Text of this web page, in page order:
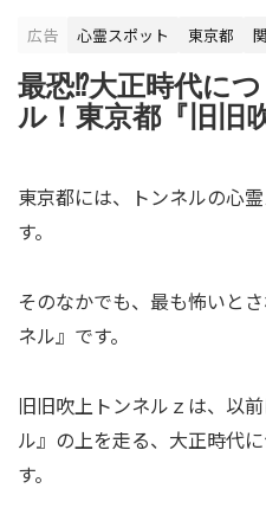
広告
心霊スポット 東京都
最恐⁉大正時代に
ル！東京都『旧旧
東京都には、トンネルの心
す。
そのなかでも、最も怖いと
ネル』です。
旧旧吹上トンネルｚは、以
ル』の上を走る、大正時代
す。